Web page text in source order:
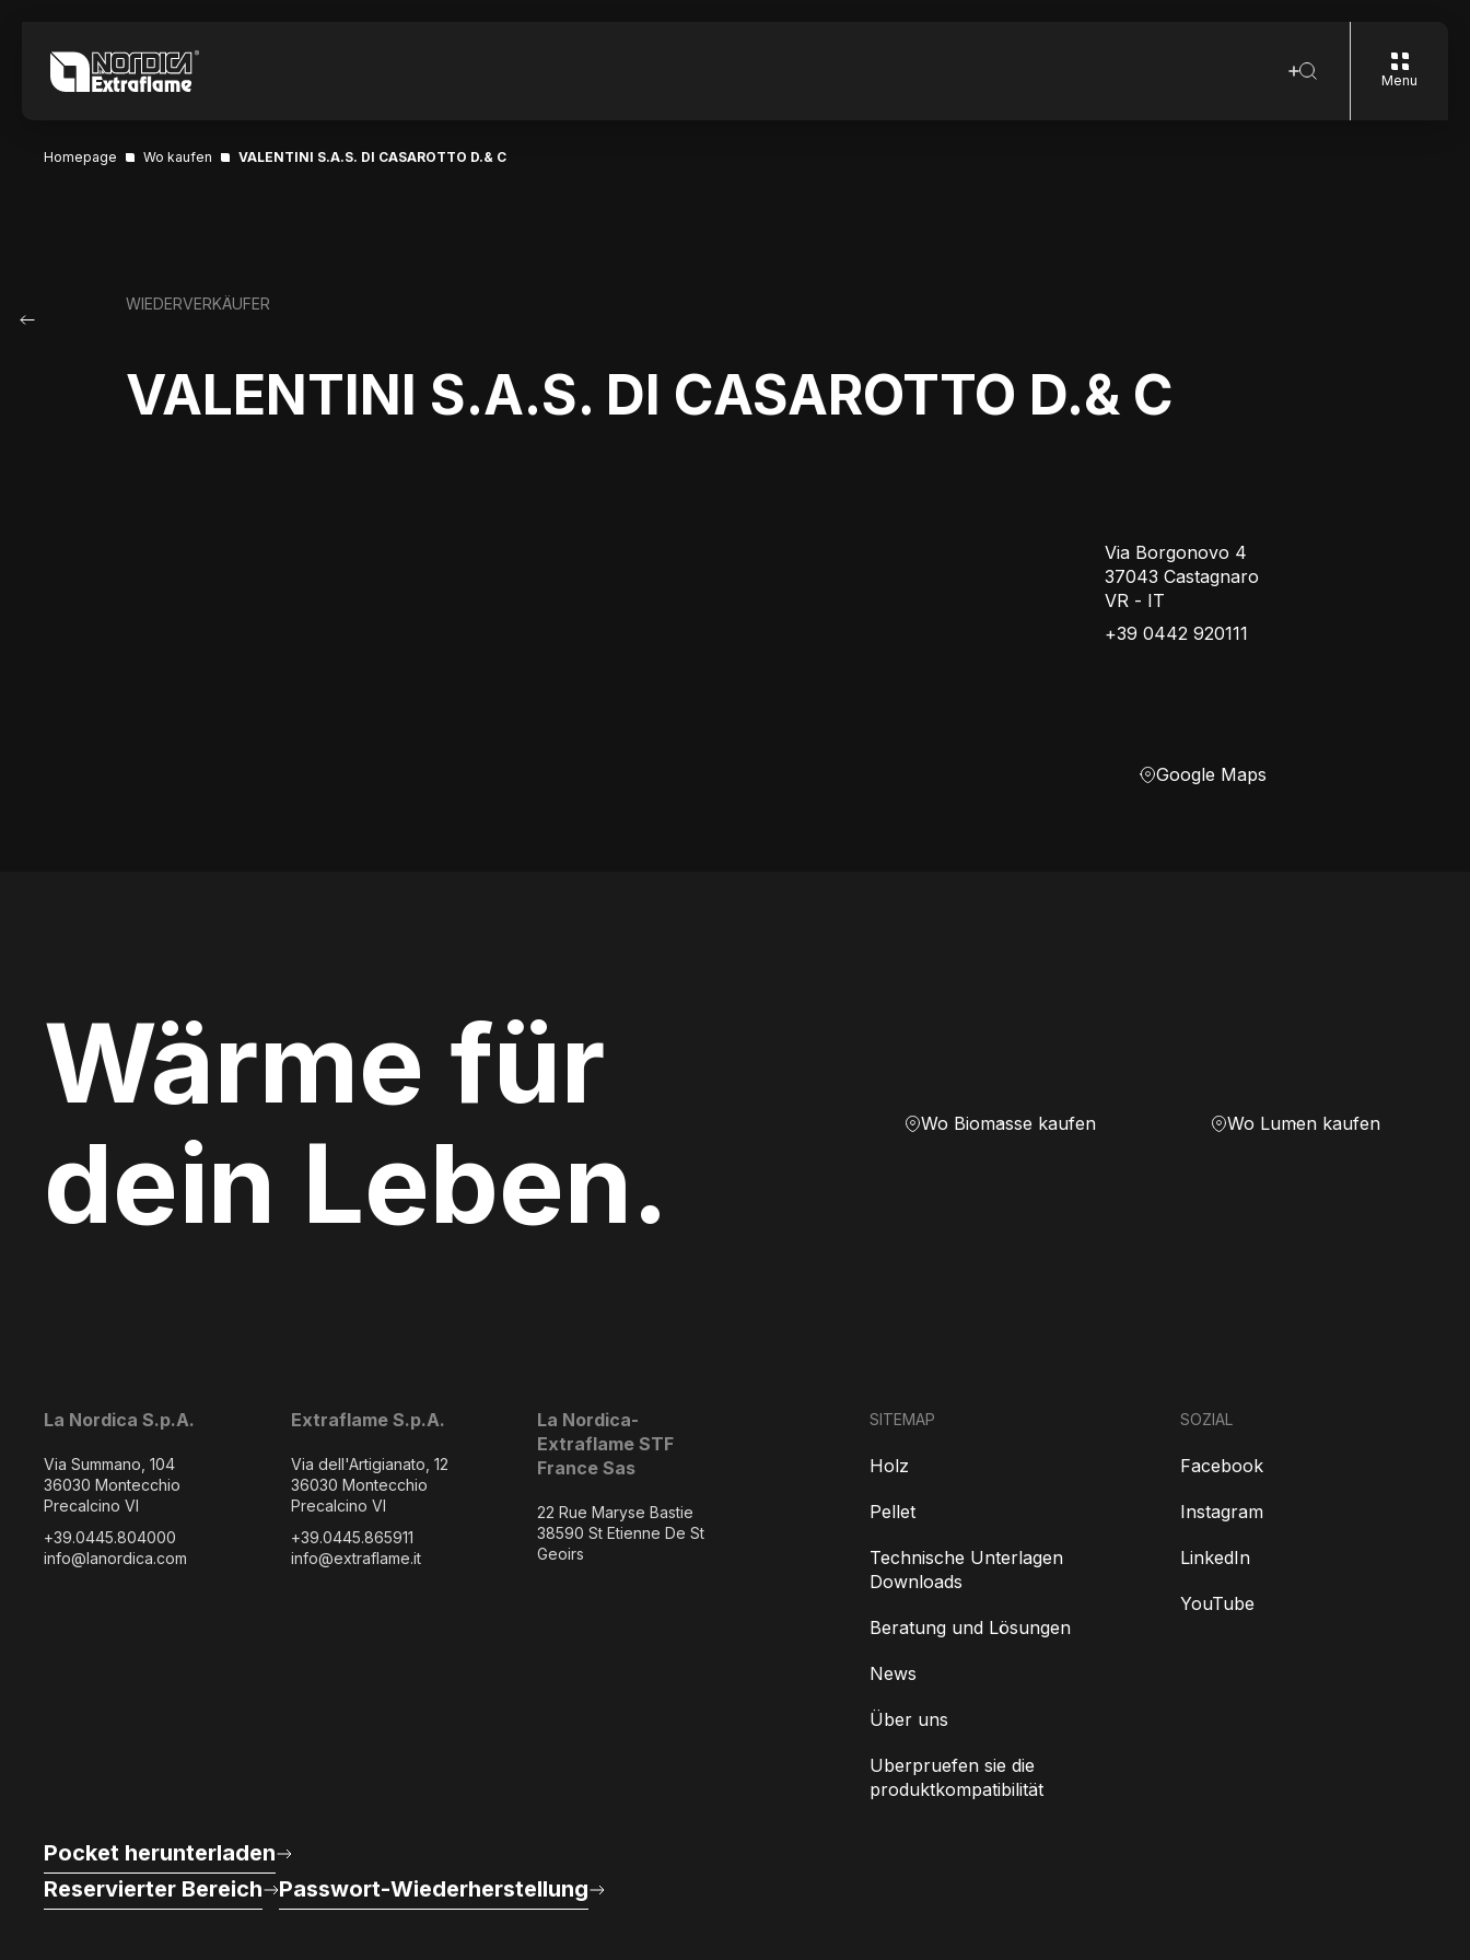
Menu
Homepage Wo kaufen VALENTINI S.A.S. DI CASAROTTO D.& C
WIEDERVERKÄUFER
VALENTINI S.A.S. DI CASAROTTO D.& C
Via Borgonovo 4
37043 Castagnaro
VR - IT
+39 0442 920111
Google Maps
Wärme für
dein Leben.
Wo Biomasse kaufen Wo Lumen kaufen
La Nordica S.p.A.
Via Summano, 104
36030 Montecchio
Precalcino VI
+39.0445.804000
info@lanordica.com
Extraflame S.p.A.
Via dell'Artigianato, 12
36030 Montecchio
Precalcino VI
+39.0445.865911
info@extraflame.it
La Nordica-
Extraflame STF
France Sas
22 Rue Maryse Bastie
38590 St Etienne De St
Geoirs
Pocket herunterladen
Reservierter Bereich
Passwort-Wiederherstellung
SITEMAP
Holz
Pellet
Technische Unterlagen
Downloads
Beratung und Lösungen
News
Über uns
Uberpruefen sie die
produktkompatibilität
SOZIAL
Facebook
Instagram
LinkedIn
YouTube